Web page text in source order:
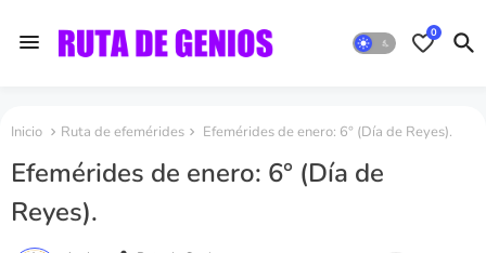
0
Inicio Ruta de efemérides Efemérides de enero: 6° (Día de Reyes).
Efemérides de enero: 6° (Día de
Reyes).